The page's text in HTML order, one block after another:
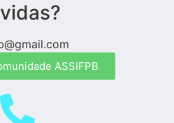
ASSIFPB